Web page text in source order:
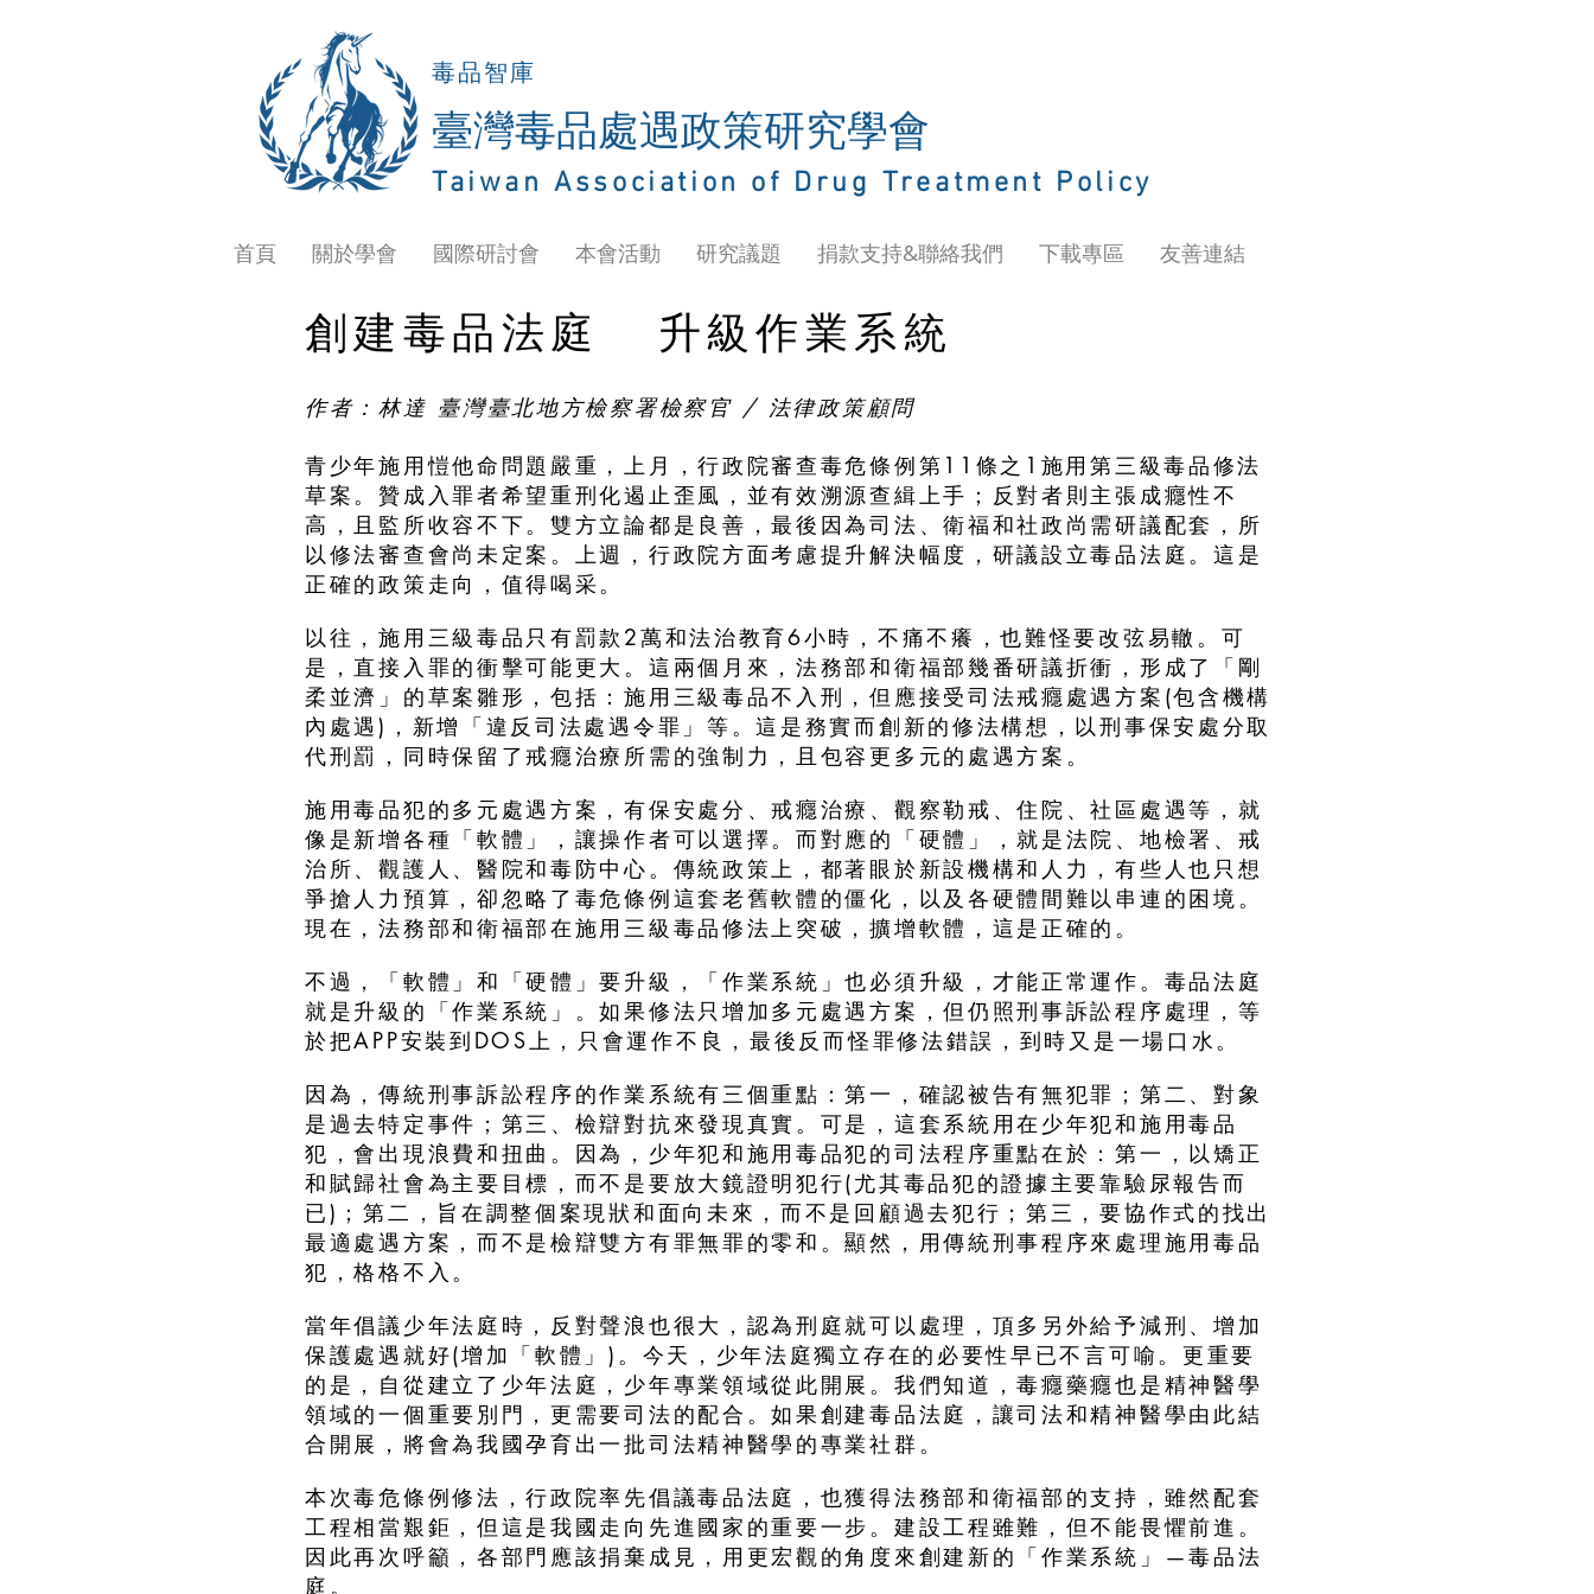
毒品智庫
​臺灣毒品處遇政策研究學會
Taiwan Association of Drug Treatment Policy
首頁 關於學會 國際研討會 本會活動 研究議題 捐款支持&聯絡我們 下載專區 友善連結
創建毒品法庭 升級作業系統
作者：林達 臺灣臺北地方檢察署檢察官 / 法律政策顧問
青少年施用愷他命問題嚴重，上月，行政院審查毒危條例第11條之1施用第三級毒品修法
草案。贊成入罪者希望重刑化遏止歪風，並有效溯源查緝上手；反對者則主張成癮性不
高，且監所收容不下。雙方立論都是良善，最後因為司法、衛福和社政尚需研議配套，所
以修法審查會尚未定案。上週，行政院方面考慮提升解決幅度，研議設立毒品法庭。這是
正確的政策走向，值得喝采。
以往，施用三級毒品只有罰款2萬和法治教育6小時，不痛不癢，也難怪要改弦易轍。可
是，直接入罪的衝擊可能更大。這兩個月來，法務部和衛福部幾番研議折衝，形成了「剛
柔並濟」的草案雛形，包括：施用三級毒品不入刑，但應接受司法戒癮處遇方案(包含機構
內處遇)，新增「違反司法處遇令罪」等。這是務實而創新的修法構想，以刑事保安處分取
代刑罰，同時保留了戒癮治療所需的強制力，且包容更多元的處遇方案。
施用毒品犯的多元處遇方案，有保安處分、戒癮治療、觀察勒戒、住院、社區處遇等，就
像是新增各種「軟體」，讓操作者可以選擇。而對應的「硬體」，就是法院、地檢署、戒
治所、觀護人、醫院和毒防中心。傳統政策上，都著眼於新設機構和人力，有些人也只想
爭搶人力預算，卻忽略了毒危條例這套老舊軟體的僵化，以及各硬體間難以串連的困境。
現在，法務部和衛福部在施用三級毒品修法上突破，擴增軟體，這是正確的。
不過，「軟體」和「硬體」要升級，「作業系統」也必須升級，才能正常運作。毒品法庭
就是升級的「作業系統」。如果修法只增加多元處遇方案，但仍照刑事訴訟程序處理，等
於把APP安裝到DOS上，只會運作不良，最後反而怪罪修法錯誤，到時又是一場口水。
因為，傳統刑事訴訟程序的作業系統有三個重點：第一，確認被告有無犯罪；第二、對象
是過去特定事件；第三、檢辯對抗來發現真實。可是，這套系統用在少年犯和施用毒品
犯，會出現浪費和扭曲。因為，少年犯和施用毒品犯的司法程序重點在於：第一，以矯正
和賦歸社會為主要目標，而不是要放大鏡證明犯行(尤其毒品犯的證據主要靠驗尿報告而
已)；第二，旨在調整個案現狀和面向未來，而不是回顧過去犯行；第三，要協作式的找出
最適處遇方案，而不是檢辯雙方有罪無罪的零和。顯然，用傳統刑事程序來處理施用毒品
犯，格格不入。
當年倡議少年法庭時，反對聲浪也很大，認為刑庭就可以處理，頂多另外給予減刑、增加
保護處遇就好(增加「軟體」)。今天，少年法庭獨立存在的必要性早已不言可喻。更重要
的是，自從建立了少年法庭，少年專業領域從此開展。我們知道，毒癮藥癮也是精神醫學
領域的一個重要別門，更需要司法的配合。如果創建毒品法庭，讓司法和精神醫學由此結
合開展，將會為我國孕育出一批司法精神醫學的專業社群。
本次毒危條例修法，行政院率先倡議毒品法庭，也獲得法務部和衛福部的支持，雖然配套
工程相當艱鉅，但這是我國走向先進國家的重要一步。建設工程雖難，但不能畏懼前進。
因此再次呼籲，各部門應該捐棄成見，用更宏觀的角度來創建新的「作業系統」—毒品法
庭。